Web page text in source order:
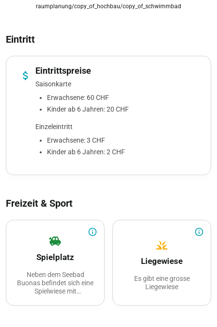
raumplanung/copy_of_hochbau/copy_of_schwimmbad
Eintritt
attach_money Eintrittspreise
Saisonkarte
Erwachsene: 60 CHF
Kinder ab 6 Jahren: 20 CHF
Einzeleintritt
Erwachsene: 3 CHF
Kinder ab 6 Jahren: 2 CHF
Freizeit & Sport
info_outline
toys
Spielplatz
Neben dem Seebad
Buonas befindet sich eine
Spielwiese mit
info_outline
grass
Liegewiese
Es gibt eine grosse
Liegewiese